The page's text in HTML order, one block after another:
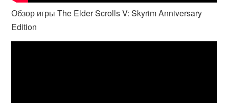
Обзор игры The Elder Scrolls V: Skyrim Anniversary
Edition